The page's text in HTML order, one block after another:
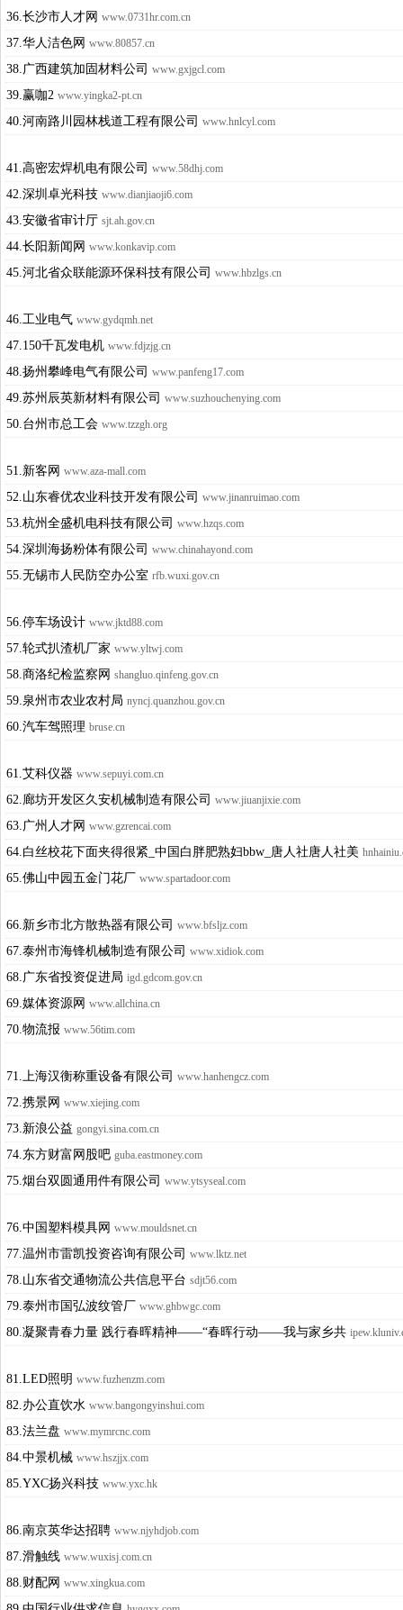
36.长沙市人才网 www.0731hr.com.cn
37.华人洁色网 www.80857.cn
38.广西建筑加固材料公司 www.gxjgcl.com
39.赢咖2 www.yingka2-pt.cn
40.河南路川园林栈道工程有限公司 www.hnlcyl.com
41.高密宏焊机电有限公司 www.58dhj.com
42.深圳卓光科技 www.dianjiaoji6.com
43.安徽省审计厅 sjt.ah.gov.cn
44.长阳新闻网 www.konkavip.com
45.河北省众联能源环保科技有限公司 www.hbzlgs.cn
46.工业电气 www.gydqmh.net
47.150千瓦发电机 www.fdjzjg.cn
48.扬州攀峰电气有限公司 www.panfeng17.com
49.苏州辰英新材料有限公司 www.suzhouchenying.com
50.台州市总工会 www.tzzgh.org
51.新客网 www.aza-mall.com
52.山东睿优农业科技开发有限公司 www.jinanruimao.com
53.杭州全盛机电科技有限公司 www.hzqs.com
54.深圳海扬粉体有限公司 www.chinahayond.com
55.无锡市人民防空办公室 rfb.wuxi.gov.cn
56.停车场设计 www.jktd88.com
57.轮式扒渣机厂家 www.yltwj.com
58.商洛纪检监察网 shangluo.qinfeng.gov.cn
59.泉州市农业农村局 nyncj.quanzhou.gov.cn
60.汽车驾照理 bruse.cn
61.艾科仪器 www.sepuyi.com.cn
62.廊坊开发区久安机械制造有限公司 www.jiuanjixie.com
63.广州人才网 www.gzrencai.com
64.白丝校花下面夹得很紧_中国白胖肥熟妇bbw_唐人社唐人社美
65.佛山中园五金门花厂 www.spartadoor.com
66.新乡市北方散热器有限公司 www.bfsljz.com
67.泰州市海锋机械制造有限公司 www.xidiok.com
68.广东省投资促进局 igd.gdcom.gov.cn
69.媒体资源网 www.allchina.cn
70.物流报 www.56tim.com
71.上海汉衡称重设备有限公司 www.hanhengcz.com
72.携景网 www.xiejing.com
73.新浪公益 gongyi.sina.com.cn
74.东方财富网股吧 guba.eastmoney.com
75.烟台双圆通用件有限公司 www.ytsyseal.com
76.中国塑料模具网 www.mouldsnet.cn
77.温州市雷凯投资咨询有限公司 www.lktz.net
78.山东省交通物流公共信息平台 sdjt56.com
79.泰州市国弘波纹管厂 www.ghbwgc.com
80.凝聚青春力量 践行春晖精神——“春晖行动——我与家乡共
81.LED照明 www.fuzhenzm.com
82.办公直饮水 www.bangongyinshui.com
83.法兰盘 www.mymrcnc.com
84.中景机械 www.hszjjx.com
85.YXC扬兴科技 www.yxc.hk
86.南京英华达招聘 www.njyhdjob.com
87.滑触线 www.wuxisj.com.cn
88.财配网 www.xingkua.com